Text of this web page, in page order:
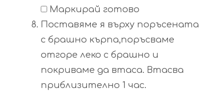
Маркирай готово
Поставяме я върху поръсената
с брашно кърпа,поръсваме
отгоре леко с брашно и
покриваме да втаса. Втасва
приблизително 1 час.